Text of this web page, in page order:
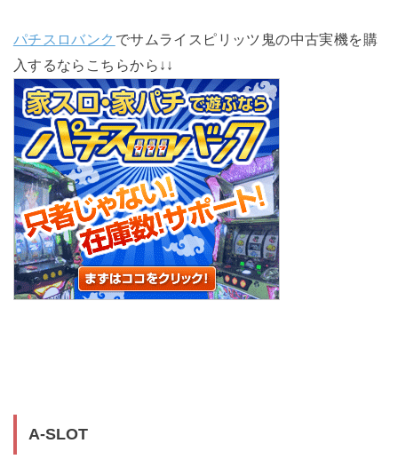
パチスロバンク でサムライスピリッツ鬼の中古実機を購
入するならこちらから↓↓
A-SLOT